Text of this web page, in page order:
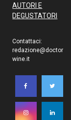
AUTORI E
DEGUSTATORI
Contattaci:
redazione@doctor
wine.it